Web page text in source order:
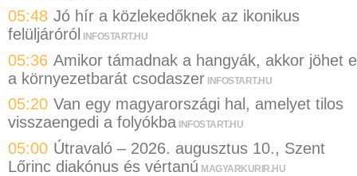
05:48 Jó hír a közlekedőknek az ikonikus
felüljáróról
INFOSTART.HU
05:36 Amikor támadnak a hangyák, akkor jöhet
a környezetbarát csodaszer INFOSTART.HU
05:20 Van egy magyarországi hal, amelyet tilos
visszaengedi a folyókba INFOSTART.HU
05:00 Útravaló – 2026. augusztus 10., Szent
Lőrinc diakónus és vértanú MAGYARKURIR.HU